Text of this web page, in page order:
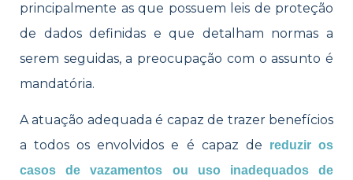
principalmente as que possuem leis de proteção
de dados definidas e que detalham normas a
serem seguidas, a preocupação com o assunto é
mandatória.
A atuação adequada é capaz de trazer benefícios
a todos os envolvidos e é capaz de
reduzir os
casos de vazamentos ou uso inadequados de